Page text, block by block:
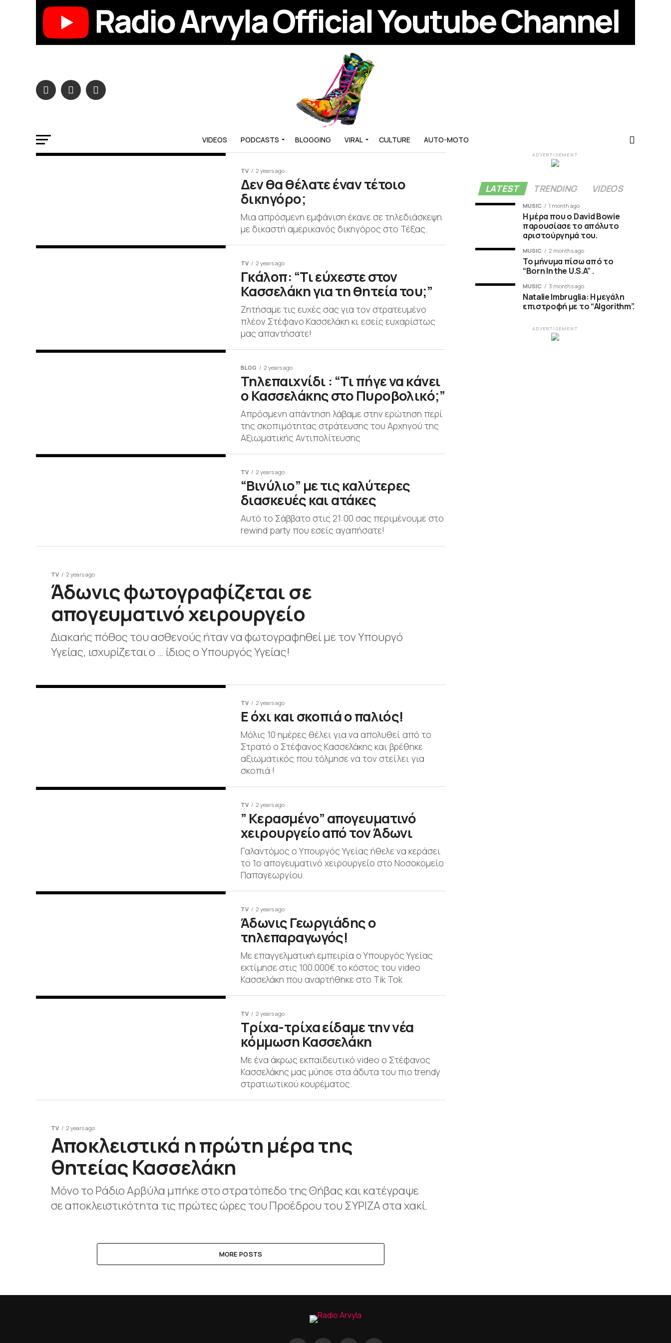
VIDEOS PODCASTS BLOGGING VIRAL CULTURE AUTO-MOTO
TV 2 years ago
Δεν θα θέλατε έναν τέτοιο
δικηγόρο;
Μια απρόσμενη εμφάνιση έκανε σε τηλεδιάσκεψη
με δικαστή αμερικανός δικηγόρος στο Τέξας.
TV 2 years ago
Γκάλοπ: “Τι εύχεστε στον
Κασσελάκη για τη θητεία του;”
Ζητήσαμε τις ευχές σας για τον στρατευμένο
πλέον Στέφανο Κασσελάκη κι εσείς ευχαρίστως
μας απαντήσατε!
BLOG 2 years ago
Τηλεπαιχνίδι : “Τι πήγε να κάνει
ο Κασσελάκης στο Πυροβολικό;”
Απρόσμενη απάντηση λάβαμε στην ερώτηση περί
της σκοπιμότητας στράτευσης του Αρχηγού της
Αξιωματικής Αντιπολίτευσης
TV 2 years ago
“Βινύλιο” με τις καλύτερες
διασκευές και ατάκες
Αυτό το Σάββατο στις 21:00 σας περιμένουμε στο
rewind party που εσείς αγαπήσατε!
TV 2 years ago
Άδωνις φωτογραφίζεται σε
απογευματινό χειρουργείο
Διακαής πόθος του ασθενούς ήταν να φωτογραφηθεί με τον Υπουργό
Υγείας, ισχυρίζεται ο … ίδιος ο Υπουργός Υγείας!
TV 2 years ago
Ε όχι και σκοπιά ο παλιός!
Μόλις 10 ημέρες θέλει για να απολυθεί από το
Στρατό ο Στέφανος Κασσελάκης και βρέθηκε
αξιωματικός που τόλμησε να τον στείλει για
σκοπιά !
TV 2 years ago
” Κερασμένο” απογευματινό
χειρουργείο από τον Άδωνι
Γαλαντόμος ο Υπουργός Υγείας ήθελε να κεράσει
το 1ο απογευματινό χειρουργείο στο Νοσοκομείο
Παπαγεωργίου.
TV 2 years ago
Άδωνις Γεωργιάδης ο
τηλεπαραγωγός!
Με επαγγελματική εμπειρία ο Υπουργός Υγείας
εκτίμησε στις 100.000€ το κόστος του video
Κασσελάκη που αναρτήθηκε στο Tik Tok
TV 2 years ago
Τρίχα-τρίχα είδαμε την νέα
κόμμωση Κασσελάκη
Με ένα άκρως εκπαιδευτικό video ο Στέφανος
Κασσελάκης μας μύησε στα άδυτα του πιο trendy
στρατιωτικού κουρέματος.
TV 2 years ago
Αποκλειστικά η πρώτη μέρα της
θητείας Κασσελάκη
Μόνο το Ράδιο Αρβύλα μπήκε στο στρατόπεδο της Θήβας και κατέγραψε
σε αποκλειστικότητα τις πρώτες ώρες του Προέδρου του ΣΥΡΙΖΑ στα χακί.
MORE POSTS
ADVERTISEMENT
LATEST TRENDING VIDEOS
MUSIC 1 month ago
Η μέρα που ο David Bowie
παρουσίασε το απόλυτο
αριστούργημά του.
MUSIC 2 months ago
Το μήνυμα πίσω από το
“Born In the U.S.A” .
MUSIC 3 months ago
Natalie Imbruglia: Η μεγάλη
επιστροφή με το “Algorithm”.
ADVERTISEMENT